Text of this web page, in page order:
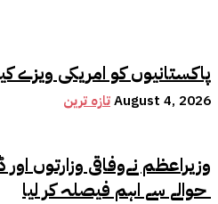
پاکستانیوں کو امریکی ویزے
تازہ ترینAugust 4, 2026
وزیراعظم نےوفاقی وزارتوں اور
حوالے سے اہم فیصلہ کر لیا